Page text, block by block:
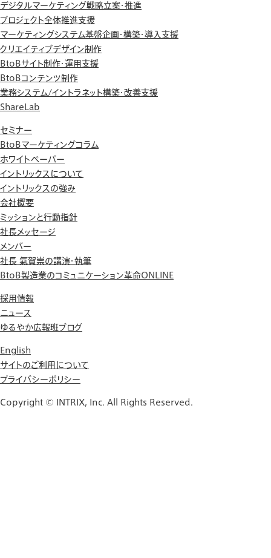
デジタルマーケティング戦略立案・推進
プロジェクト全体推進支援
マーケティングシステム基盤企画・構築・導入支援
クリエイティブデザイン制作
BtoBサイト制作・運用支援
BtoBコンテンツ制作
業務システム/イントラネット構築・改善支援
ShareLab
セミナー
BtoBマーケティングコラム
ホワイトペーパー
イントリックスについて
イントリックスの強み
会社概要
ミッションと行動指針
社長メッセージ
メンバー
社長 氣賀崇の講演・執筆
BtoB製造業のコミュニケーション革命ONLINE
採用情報
ニュース
ゆるやか広報班ブログ
English
サイトのご利用について
プライバシーポリシー
Copyright © INTRIX, Inc. All Rights Reserved.